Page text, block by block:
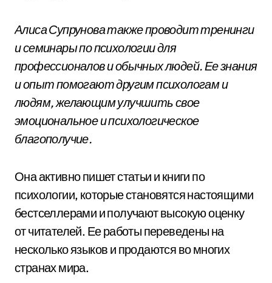
Алиса Супрунова также проводит тренинги
и семинары по психологии для
профессионалов и обычных людей. Ее знания
и опыт помогают другим психологам и
людям, желающим улучшить свое
эмоциональное и психологическое
благополучие.
Она активно пишет статьи и книги по
психологии, которые становятся настоящими
бестселлерами и получают высокую оценку
от читателей. Ее работы переведены на
несколько языков и продаются во многих
странах мира.